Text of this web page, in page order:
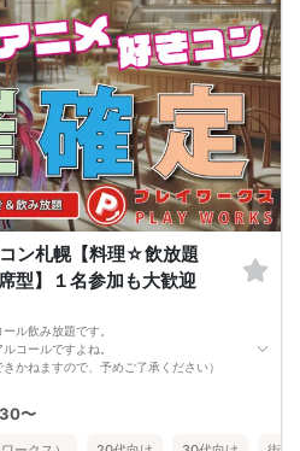
でお申し込みください。
お客様はカジュアルな格好でおこしになら
３名・女性３名以上のお申し込みからに
で比率が崩れた場合や開催判断人数を下
しませんのでご了承ください。
」等はキャンセルなどで当日の参加人
ます。
いたします。店内に入り店員に「街コン
出ないようにご準備お願いします。
持ちください。イベントの対象年齢でない
し返金はいたしかねます。
ンセル、途中キャンセルは出来ません。
金額は、チケット代金となり、交通費、宿
の事項に同意したと判断いたします。
ン札幌【料理☆飲放題
型】１名参加も大歓迎
ル飲み放題です。
コールですよね。
かねますので、予めご了承ください）
友達作りにも最適です。
ります。
、予めご了承ください）
〜